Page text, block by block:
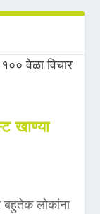
खाण्या
लोकांना